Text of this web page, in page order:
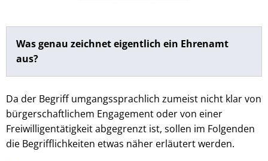
Begrifflichkeiten
Was genau zeichnet eigentlich ein Ehrenamt
aus?
Da der Begriff umgangssprachlich zumeist nicht klar von
bürgerschaftlichem Engagement oder von einer
Freiwilligentätigkeit abgegrenzt ist, sollen im Folgenden
die Begrifflichkeiten etwas näher erläutert werden.